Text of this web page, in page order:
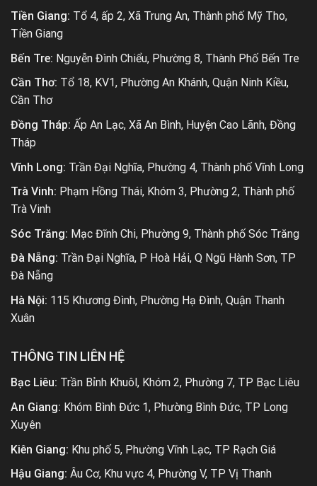
Tiền Giang: Tổ 4, ấp 2, Xã Trung An, Thành phố Mỹ Tho,
Tiền Giang
Bến Tre: Nguyễn Đình Chiểu, Phường 8, Thành Phố Bến Tre
Cần Thơ: Tổ 18, KV1, Phường An Khánh, Quận Ninh Kiều,
Cần Thơ
Đồng Tháp: Ấp An Lạc, Xã An Bình, Huyện Cao Lãnh, Đồng
Tháp
Vĩnh Long: Trần Đại Nghĩa, Phường 4, Thành phố Vĩnh Long
Trà Vinh: Phạm Hồng Thái, Khóm 3, Phường 2, Thành phố
Trà Vinh
Sóc Trăng: Mạc Đĩnh Chi, Phường 9, Thành phố Sóc Trăng
Đà Nẵng: Trần Đại Nghĩa, P Hoà Hải, Q Ngũ Hành Sơn, TP
Đà Nẵng
Hà Nội: 115 Khương Đình, Phường Hạ Đình, Quận Thanh
Xuân
THÔNG TIN LIÊN HỆ
Bạc Liêu: Trần Bỉnh Khuôl, Khóm 2, Phường 7, TP Bạc Liêu
An Giang: Khóm Bình Đức 1, Phường Bình Đức, TP Long
Xuyên
Kiên Giang: Khu phố 5, Phường Vĩnh Lạc, TP Rạch Giá
Hậu Giang: Âu Cơ, Khu vực 4, Phường V, TP Vị Thanh